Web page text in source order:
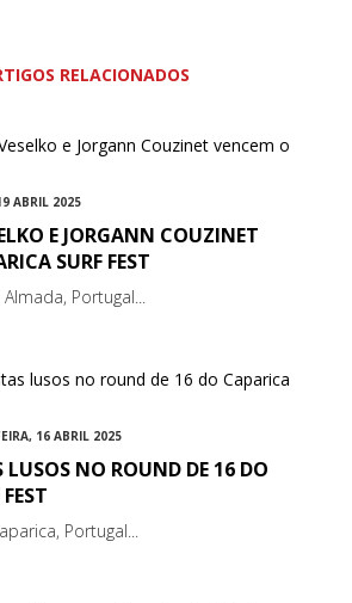
RELACIONADOS
ABRIL 2025
E JORGANN COUZINET
SURF FEST
Portugal...
16 ABRIL 2025
LUSOS NO ROUND DE 16 DO
Portugal...